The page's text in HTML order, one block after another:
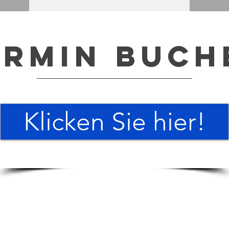
Klicken Sie hier!